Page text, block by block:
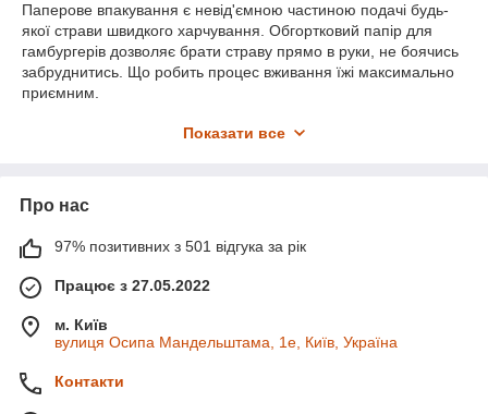
Паперове впакування є невід'ємною частиною подачі будь-
якої страви швидкого харчування. Обгортковий папір для
гамбургерів дозволяє брати страву прямо в руки, не боячись
забруднитись. Що робить процес вживання їжі максимально
приємним.
обгорткового паперу та паперової упаковки для гамбургерів.
наша продукція відповідає загальноприйнятим розмірам та
абсолютно безпечною для здоров'я. Обгортковий папір є і
обгортковий папір та упаковка для бургерів може бути
Показати все
Про нас
97% позитивних з 501 відгука за рік
Працює з 27.05.2022
м. Київ
вулиця Осипа Мандельштама, 1е, Київ, Україна
Контакти